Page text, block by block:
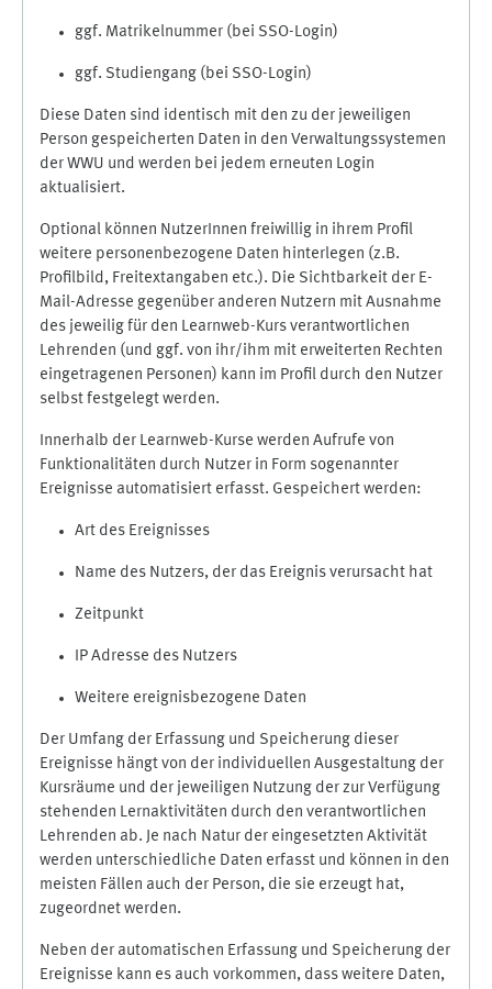
ggf. Matrikelnummer (bei SSO-Login)
ggf. Studiengang (bei SSO-Login)
Diese Daten sind identisch mit den zu der jeweiligen
Person gespeicherten Daten in den Verwaltungssystemen
der WWU und werden bei jedem erneuten Login
aktualisiert.
Optional können NutzerInnen freiwillig in ihrem Profil
weitere personenbezogene Daten hinterlegen (z.B.
Profilbild, Freitextangaben etc.). Die Sichtbarkeit der E-
Mail-Adresse gegenüber anderen Nutzern mit Ausnahme
des jeweilig für den Learnweb-Kurs verantwortlichen
Lehrenden (und ggf. von ihr/ihm mit erweiterten Rechten
eingetragenen Personen) kann im Profil durch den Nutzer
selbst festgelegt werden.
Innerhalb der Learnweb-Kurse werden Aufrufe von
Funktionalitäten durch Nutzer in Form sogenannter
Ereignisse automatisiert erfasst. Gespeichert werden:
Art des Ereignisses
Name des Nutzers, der das Ereignis verursacht hat
Zeitpunkt
IP Adresse des Nutzers
Weitere ereignisbezogene Daten
Der Umfang der Erfassung und Speicherung dieser
Ereignisse hängt von der individuellen Ausgestaltung der
Kursräume und der jeweiligen Nutzung der zur Verfügung
stehenden Lernaktivitäten durch den verantwortlichen
Lehrenden ab. Je nach Natur der eingesetzten Aktivität
werden unterschiedliche Daten erfasst und können in den
meisten Fällen auch der Person, die sie erzeugt hat,
zugeordnet werden.
Neben der automatischen Erfassung und Speicherung der
Ereignisse kann es auch vorkommen, dass weitere Daten,